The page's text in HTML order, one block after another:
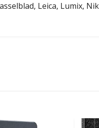
Leica, Lumix,